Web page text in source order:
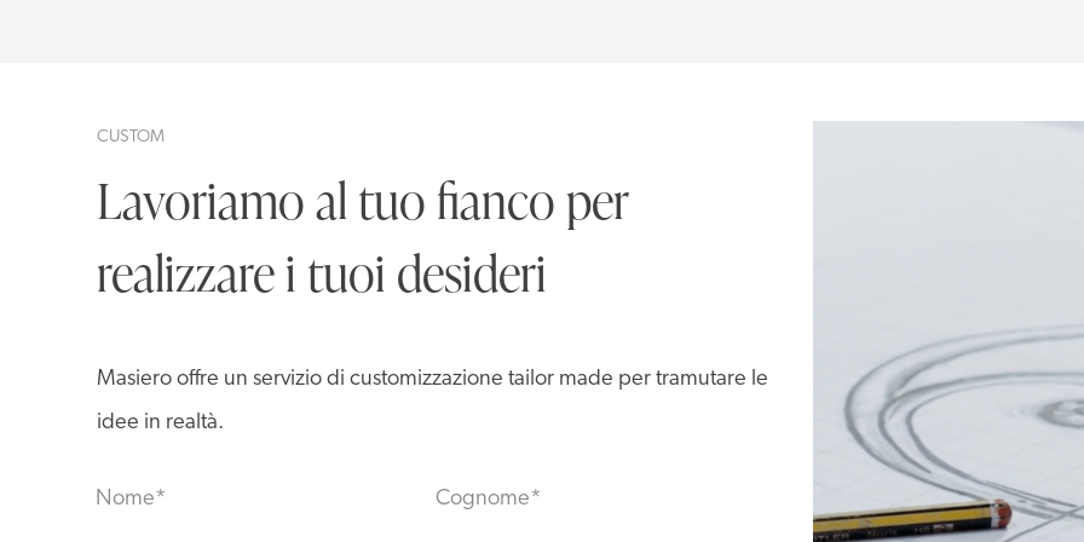
CUSTOM
Lavoriamo al tuo fianco per
realizzare i tuoi desideri
Masiero offre un servizio di customizzazione tailor made per tramutare le
idee in realtà.
Nome* Cognome*